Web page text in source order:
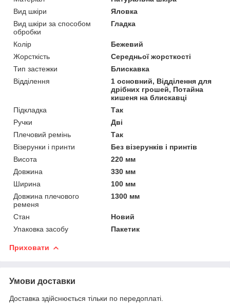
Вид шкіри
Яловка
Вид шкіри за способом
обробки
Гладка
Колір
Бежевий
Жорсткість
Середньої жорсткості
Тип застежки
Блискавка
Відділення
1 основний, Відділення для
дрібних грошей, Потайна
кишеня на блискавці
Підкладка
Так
Ручки
Дві
Плечовий ремінь
Так
Візерунки і принти
Без візерунків і принтів
Висота
220 мм
Довжина
330 мм
Ширина
100 мм
Довжина плечового
ременя
1300 мм
Стан
Новий
Упаковка засобу
Пакетик
Приховати
Умови доставки
Доставка здійснюється тільки по передоплаті.